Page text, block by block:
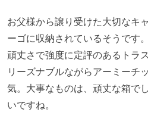
お父様から譲り受けた大切なキ
ーゴに収納されているそうです
頑丈さで強度に定評のあるトラ
リーズナブルながらアーミーチ
気。大事なものは、頑丈な箱で
いですね。